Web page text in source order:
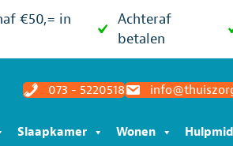
€50,= in
Achteraf
betalen
073 - 5220518
Slaapkamer Wonen